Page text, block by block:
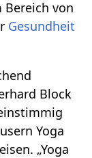
Bereich von
Gesundheit
Block
Yoga
„Yoga